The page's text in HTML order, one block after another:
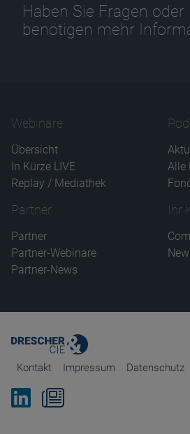
Haben Sie Fragen oder
benötigen mehr
Webinare
Übersicht
In Kürze LIVE
Replay / Mediathek
Alle
Partner
Partner
Partner-Webinare
Partner-News
Ihr
Kontakt Impressum Datenschutz
Bei Linkedin folgen
Zum Newsletter anmelden